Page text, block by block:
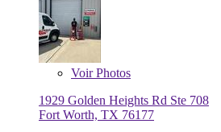
VoirPhotos
1929 Golden Heights Rd Ste 708
Fort Worth, TX 76177